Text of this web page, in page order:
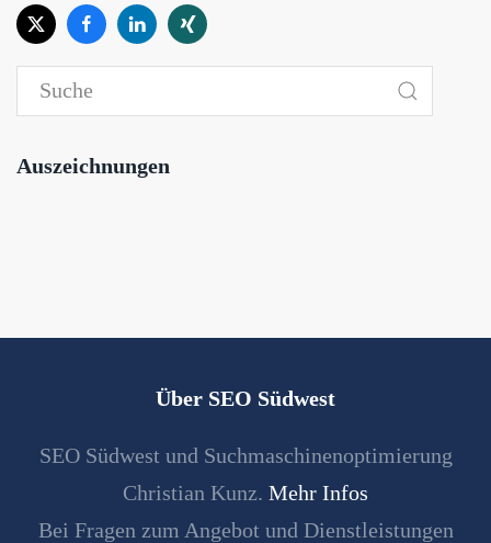
Auszeichnungen
Über SEO Südwest
SEO Südwest und Suchmaschinenoptimierung
Christian Kunz. Mehr Infos
Bei Fragen zum Angebot und Dienstleistungen